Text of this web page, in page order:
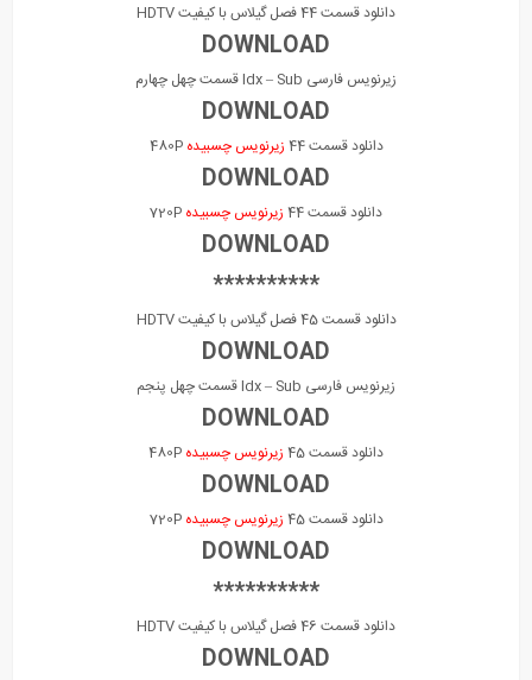
دانلود قسمت 44 فصل گیلاس با کیفیت HDTV
DOWNLOAD
زیرنویس فارسی Idx – Sub قسمت چهل چهارم
DOWNLOAD
دانلود قسمت 44 زیرنویس چسبیده 480P
DOWNLOAD
دانلود قسمت 44 زیرنویس چسبیده
DOWNLOAD
**********
دانلود قسمت 45 فصل گیلاس با کیفیت HDTV
DOWNLOAD
زیرنویس فارسی Idx – Sub قسمت چهل پنجم
DOWNLOAD
دانلود قسمت 45 زیرنویس چسبیده
DOWNLOAD
دانلود قسمت 45 زیرنویس چسبیده 720P
DOWNLOAD
**********
دانلود قسمت 46 فصل گیلاس با کیفیت HDTV
DOWNLOAD